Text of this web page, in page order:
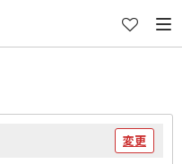
変更